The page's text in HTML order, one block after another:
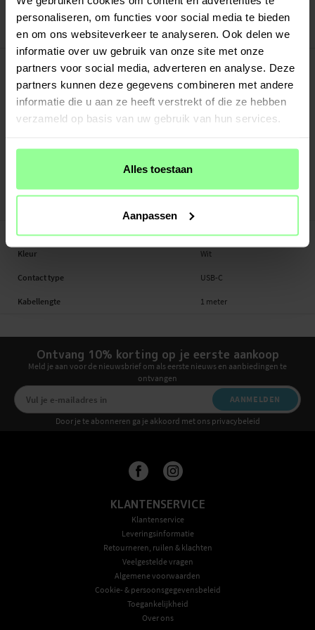
personaliseren, om functies voor social media te bieden
en om ons websiteverkeer te analyseren. Ook delen we
informatie over uw gebruik van onze site met onze
partners voor social media, adverteren en analyse. Deze
partners kunnen deze gegevens combineren met andere
informatie die u aan ze heeft verstrekt of die ze hebben
verzameld op basis van uw gebruik van hun services.
Alles toestaan
Aanpassen
30 dagen retourrecht
Art number:74321 SiGN
PRODUCTBESCHRIJVING
SiGN USB-C kabel voor snelladen is een praktische en betrouwbare
oplaadkabel waarmee je compatibele apparaten snel en efficiënt kunt opladen.
Dankzij de USB-C aansluiting kan de kabel worden gebruikt met verschillende
apparaten van meerdere fabrikanten, zoals smartphones, tablets en sommige
veiligheidsvoorschriften die binnen de EU gelden, zodat je je apparaten veilig
oplaadopl...
SPECIFICATIES -
Kleur Wit
Contact type USB-C
Kabellengte 1 meter
Ontvang 10% korting op je eerste aankoop
Meld je aan voor de nieuwsbrief om als eerste nieuws en aanbiedingen te
ontvangen
AANMELDEN
Door je te abonneren ga je akkoord met ons privacybeleid
KLANTENSERVICE
Klantenservice
Leveringsinformatie
Retourneren, ruilen & klachten
Veelgestelde vragen
Algemene voorwaarden
Cookie- & persoonsgegevensbeleid
Toegankelijkheid
Over ons